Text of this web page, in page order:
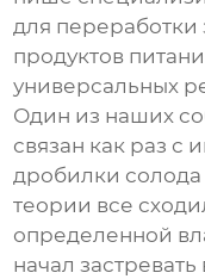
для переработки
продуктов
универсальных
Один из наших
связан как раз с
дробилки солода
теории все
определенной
начал